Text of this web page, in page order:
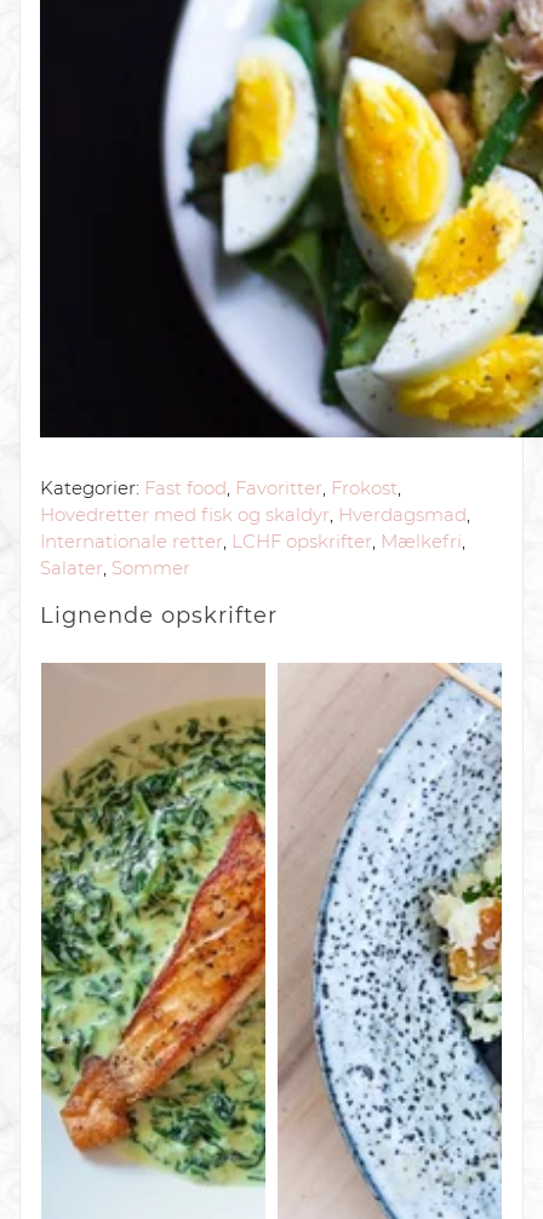
Kategorier: Fast food Favoritter Frokost
Hovedretter med fisk og skaldyr Hverdagsmad
Internationale retter LCHF opskrifter Mælkefri
Salater Sommer
Lignende opskrifter